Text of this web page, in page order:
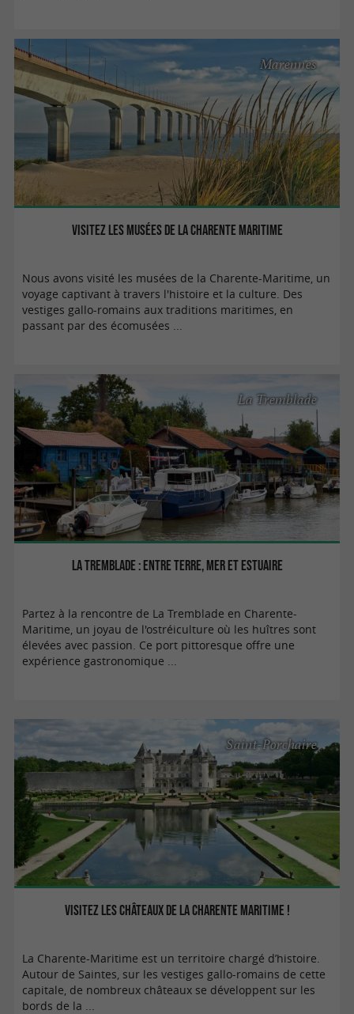
Visitez les musées De la Charente Maritime
Marennes
Nous avons visité les musées de la Charente-Maritime, un
voyage captivant à travers l'histoire et la culture. Des
vestiges gallo-romains aux traditions maritimes, en
passant par des écomusées ...
La Tremblade : entre terre, mer et estuaire
La Tremblade
Partez à la rencontre de La Tremblade en Charente-
Maritime, un joyau de l'ostréiculture où les huîtres sont
élevées avec passion. Ce port pittoresque offre une
expérience gastronomique ...
Visitez les châteaux de la Charente Maritime !
Saint-Porchaire
La Charente-Maritime est un territoire chargé d’histoire.
Autour de Saintes, sur les vestiges gallo-romains de cette
capitale, de nombreux châteaux se développent sur les
bords de la ...